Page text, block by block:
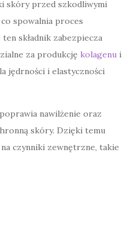
skóry przed szkodliwymi
spowalnia proces
składnik zabezpiecza
za produkcję kolagenu i
jędrności i elastyczności
nawilżenie oraz
skóry. Dzięki temu
czynniki zewnętrzne, takie